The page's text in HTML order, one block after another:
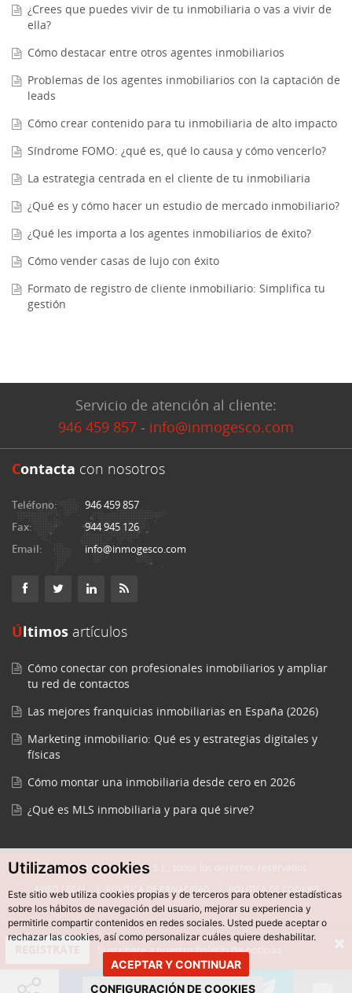
Utilizamos cookies
Este sitio web utiliza cookies propias y de terceros para obtener estadísticas
sobre los hábitos de navegación del usuario, mejorar su experiencia y
permitirle compartir contenidos en redes sociales. Usted puede aceptar o
rechazar las cookies, así como personalizar cuáles quiere deshabilitar.
ACEPTAR Y CONTINUAR
CONFIGURACIÓN DE COOKIES
¿Crees que puedes vivir de tu inmobiliaria o vas a vivir de
ella?
Cómo destacar entre otros agentes inmobiliarios
Problemas de los agentes inmobiliarios con la captación de
leads
Cómo crear contenido para tu inmobiliaria de alto impacto
Síndrome FOMO: ¿qué es, qué lo causa y cómo vencerlo?
La estrategia centrada en el cliente de tu inmobiliaria
¿Qué es y cómo hacer un estudio de mercado inmobiliario?
¿Qué les importa a los agentes inmobiliarios de éxito?
Cómo vender casas de lujo con éxito
Formato de registro de cliente inmobiliario: Simplifica tu
gestión
Servicio de atención al cliente:
946 459 857 - info@inmogesco.com
Contacta con nosotros
Teléfono:
946 459 857
Fax:
944 945 126
Email:
info@inmogesco.com
Últimos artículos
Cómo conectar con profesionales inmobiliarios y ampliar
tu red de contactos
Las mejores franquicias inmobiliarias en España (2026)
Marketing inmobiliario: Qué es y estrategias digitales y
físicas
Cómo montar una inmobiliaria desde cero en 2026
¿Qué es MLS inmobiliaria y para qué sirve?
© 2015-2025 Easycreate S.L., todos los derechos reservados.
AVISO LEGAL POLÍTICA DE PRIVACIDAD POLÍTICA DE COOKIES
Suscríbete a nuestro boletín de noticias